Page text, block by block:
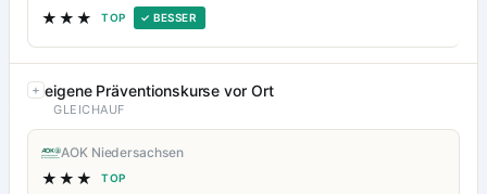
★★★ TOP ✓ BESSER
eigene Präventionskurse vor Ort
GLEICHAUF
AOK Niedersachsen
★★★ TOP